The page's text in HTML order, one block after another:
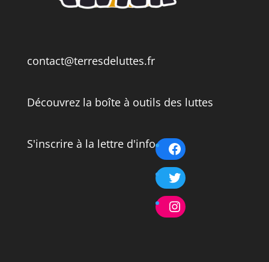
contact@terresdeluttes.fr
Découvrez la boîte à outils des luttes
S'inscrire à la lettre d'info
Facebook
Twitter
Instagram